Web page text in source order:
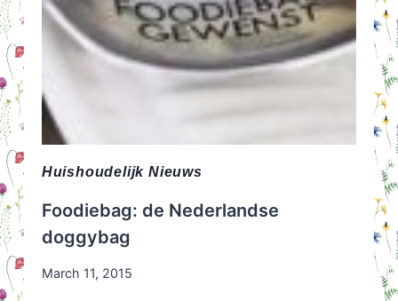
Huishoudelijk Nieuws
Foodiebag: de Nederlandse
doggybag
March 11, 2015